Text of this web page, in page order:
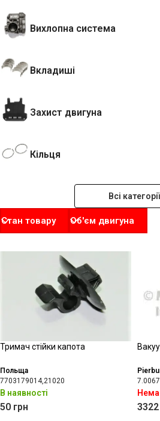
Вихлопна система
Вкладиші
Захист двигуна
Кільця
Всі категорії
Стан товару Об'єм двигуна
Тримач стійки капота
Польща
7703179014,21020
В наявності
50 грн 3322